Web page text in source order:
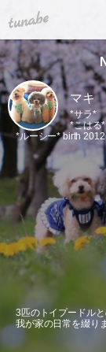
tuna.be
マキ
*サラ*
*こはる
*ルーシー* birth
3匹のトイプードルと
我が家の日常を綴り